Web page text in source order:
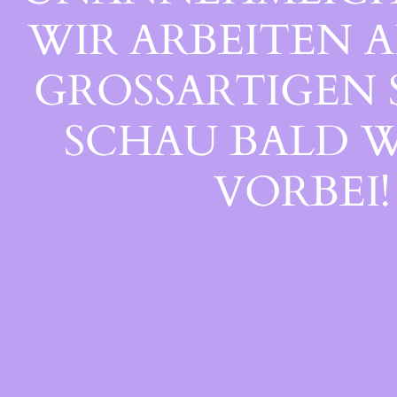
WIR ARBEITEN
GROSSARTIGEN
CHAU BALD
ORBEI!